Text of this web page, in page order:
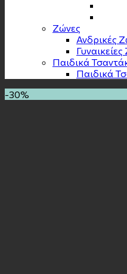
Zώνες
Ανδρικές
Παιδικά
Παιδικά
-30%